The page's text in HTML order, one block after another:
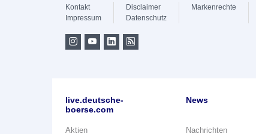
Kontakt
Impressum
Disclaimer
Datenschutz
Markenrechte
live.deutsche-
boerse.com
Aktien
News
Nachrichten